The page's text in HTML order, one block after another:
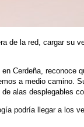
de la red, cargar su
Cerdeña, reconoce
a medio camino.
alas desplegables
podría llegar a los